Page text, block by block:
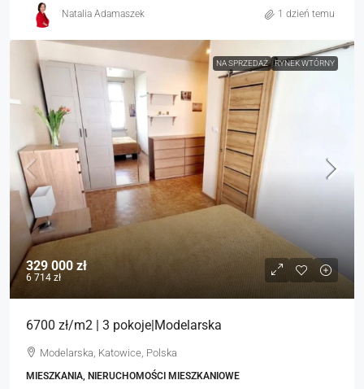
Natalia Adamaszek 1 dzień temu
NA SPRZEDAŻ RYNEK WTÓRNY
329 000 zł
6 714 zł
6700 zł/m2 | 3 pokoje|Modelarska
Modelarska, Katowice, Polska
MIESZKANIA, NIERUCHOMOŚCI MIESZKANIOWE